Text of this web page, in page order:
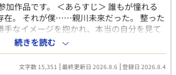
作品です。 ＜あらすじ＞ 誰もが憧れる
在。 それが僕……親川未來だった。 整った
手なイメージを抱かれ、本当の自分を見て
ていた未來。 そんな夏休み、祖父母が営む
を過ごすことになった。 慣れない旅館の
、何かと気にかけてくれたのは、同級生の
続きを読む
文字数 15,351 最終更新日 2026.8.6 登録日 2026.8.4